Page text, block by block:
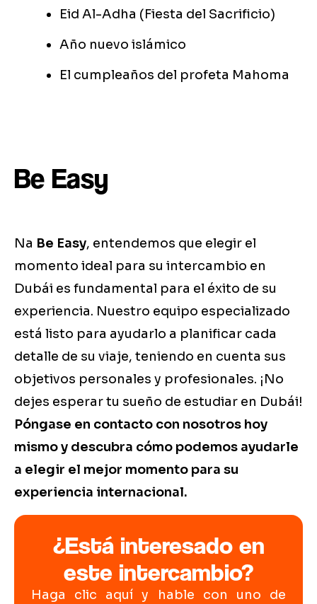
Eid Al-Adha (Fiesta del Sacrificio)
Año nuevo islámico
El cumpleaños del profeta Mahoma
Be Easy
Na Be Easy, entendemos que elegir el
momento ideal para su intercambio en
Dubái es fundamental para el éxito de su
experiencia. Nuestro equipo especializado
está listo para ayudarlo a planificar cada
detalle de su viaje, teniendo en cuenta sus
objetivos personales y profesionales. ¡No
dejes esperar tu sueño de estudiar en Dubái!
Póngase en contacto con nosotros hoy
mismo y descubra cómo podemos ayudarle
a elegir el mejor momento para su
experiencia internacional.
¿Está interesado en
este intercambio?
Haga clic aquí y hable con uno de